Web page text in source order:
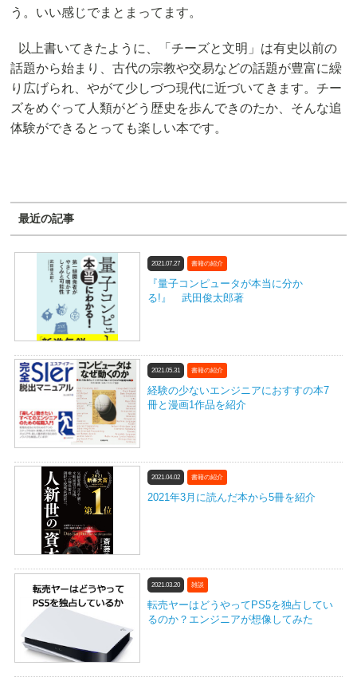
う。いい感じでまとまってます。
以上書いてきたように、「チーズと文明」は有史以前の
話題から始まり、古代の宗教や交易などの話題が豊富に繰
り広げられ、やがて少しづつ現代に近づいてきます。チー
ズをめぐって人類がどう歴史を歩んできのたか、そんな追
体験ができるとっても楽しい本です。
最近の記事
2021.07.27 書籍の紹介
『量子コンピュータが本当に分か
る!』 武田俊太郎著
2021.05.31 書籍の紹介
経験の少ないエンジニアにおすすの本7
冊と漫画1作品を紹介
2021.04.02 書籍の紹介
2021年3月に読んだ本から5冊を紹介
2021.03.20 雑談
転売ヤーはどうやってPS5を独占してい
るのか？エンジニアが想像してみた